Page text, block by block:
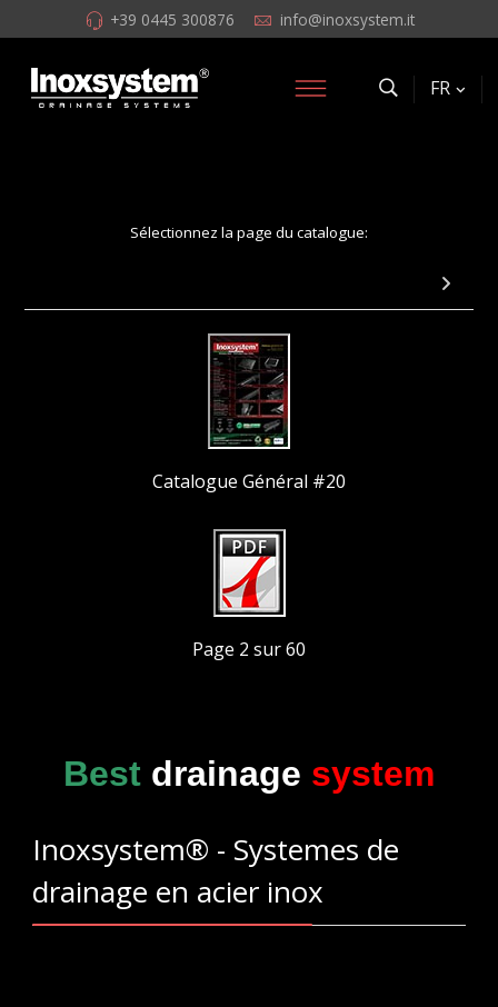
+39 0445 300876 info@inoxsystem.it
FR
Sélectionnez la page du catalogue:
Catalogue Général #20
Page 2 sur 60
Best drainage system
Inoxsystem® - Systemes de
drainage en acier inox